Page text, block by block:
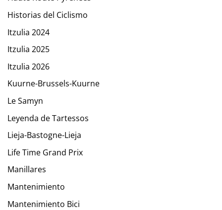
Historias del Ciclismo
Itzulia 2024
Itzulia 2025
Itzulia 2026
Kuurne-Brussels-Kuurne
Le Samyn
Leyenda de Tartessos
Lieja-Bastogne-Lieja
Life Time Grand Prix
Manillares
Mantenimiento
Mantenimiento Bici